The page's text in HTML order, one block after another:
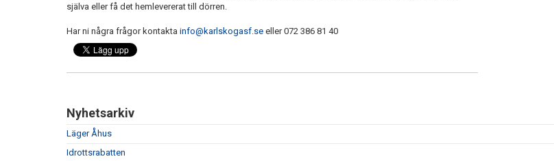
själva eller få det hemlevererat till dörren.
Har ni några frågor kontakta info@karlskogasf.se eller 072 386 81 40
Nyhetsarkiv
Läger Åhus
Idrottsrabatten